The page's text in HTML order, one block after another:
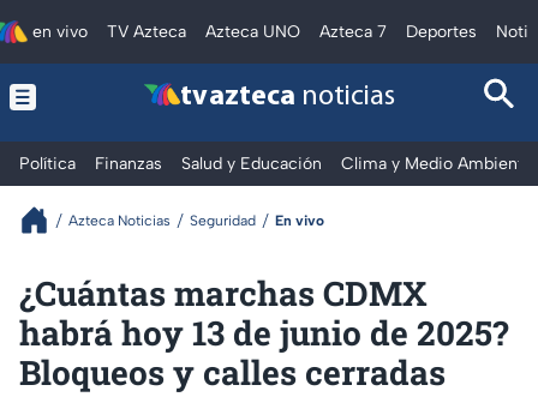
en vivo TV Azteca Azteca UNO Azteca 7 Deportes
tv azteca noticias
Política Finanzas Salud y Educación Clima y Medio Ambiente
Azteca Noticias Seguridad En vivo
¿Cuántas marchas CDMX
habrá hoy 13 de junio de 2025?
Bloqueos y calles cerradas